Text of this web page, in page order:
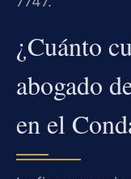
¿Cuánto
abogado
en el